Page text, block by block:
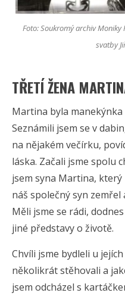
Foto: Soukromý archiv Moniky
svatby
TŘETÍ ŽENA
Martina byla
Seznámili jsem se v
na nějakém večírku,
láska. Začali jsme spolu
jsem syna Martina,
náš společný syn zemřel
Měli jsme se rádi,
jiné představy o životě.
Chvíli jsme bydleli u
několikrát stěhovali a
jsem odcházel s